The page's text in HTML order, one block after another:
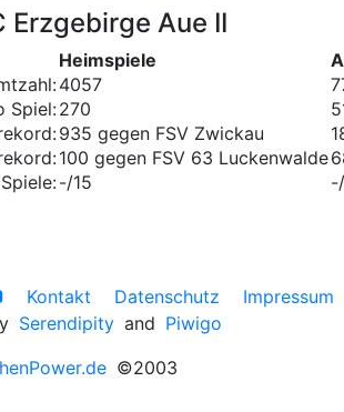
Erzgebirge Aue II
Heimspiele
4057
Spiel:270
935 gegen FSV Zwickau
100 gegen FSV 63 Luckenwalde
-/15
Kontakt Datenschutz
Impressum
Serendipity and Piwigo
©2003